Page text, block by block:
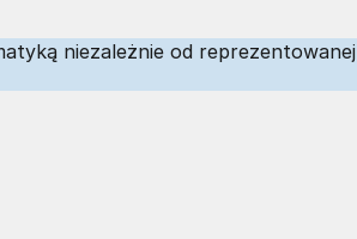
niezależnie od reprezentowanej